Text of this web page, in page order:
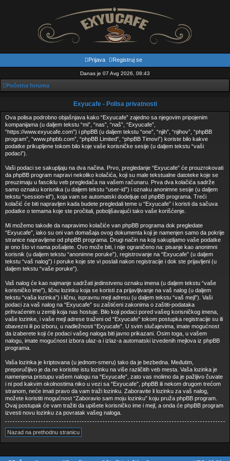
Prijava Registruj se
Danas je 07 Avg 2026, 08:43
Početna foruma
Exyucafe - Polisa privatnosti
Ova polisa podrobno objašnjava kako “Exyucafe” zajedno sa njegovim pripojenim
kompanijama (u daljem tekstu “mi”, “nas”, “naš”, “Exyucafe”,
“https://www.exyucafe.com”) i phpBB (u daljem tekstu “one”, “njih”, “njihov”, “phpBB
program”, “www.phpbb.com”, “phpBB Limited”, “phpBB Timovi”) koriste bilo kakve
podatke prikupljene tokom bilo koje vaše korisničke sesije (u daljem tekstu “vaši
podaci”).
Vaši podaci se sakupljaju na dva načina. Prvo, pregledanje “Exyucafe” će prouzrokovati
da phpBB program napravi nekoliko kolačića, koji su male tekstualne datoteke koje se
preuzimaju u fasciklu veb pregledača na vašem računaru. Prva dva kolačića sadrže
samo oznaku korisnika (u daljem tekstu “user-id”) i oznaku anonimne sesije (u daljem
tekstu “session-id”), koja vam se automatski dodeljuje od phpBB programa. Treći
kolačić će biti napravljen kada budete pregledali teme u “Exyucafe” i koristi da sačuva
podatke o temama koje ste pročitali, poboljšavajući tako vaše korišćenje.
Mi možemo takođe da napravimo kolačiće van phpBB programa dok pregledate
“Exyucafe”, iako su oni van domašaja ovog dokumenta koji je namenjen samo da pokrije
stranice napravljene od phpBB programa. Drugi način na koji sakupljamo vaše podatke
je ono što vi nama pošaljete. Ovo može biti, i nije ograničeno na: pisanje kao anonimni
korisnik (u daljem tekstu “anonimne poruke”), registrovanje na “Exyucafe” (u daljem
tekstu “vaš nalog”) i poruke koje ste vi poslali nakon registracije i dok ste prijavljeni (u
daljem tekstu “vaše poruke”).
Vaš nalog će kao najmanje sadržati jedinstvenu oznaku imena (u daljem tekstu “vaše
korisničko ime”), ličnu lozinku koja se koristi za prijavljivanje na vaš nalog (u daljem
tekstu “vaša lozinka”) i ličnu, ispravnu mejl adresu (u daljem tekstu “vaš mejl”). Vaši
podaci za vaš nalog na “Exyucafe” su zaštićeni zakonima o zaštiti-podataka
prihvaćenim u zemlji koja nas hostuje. Bilo koji podaci pored vašeg korisničkog imena,
vaše lozinke, i vaše mejl adrese traženi od “Exyucafe” tokom postupka registracije su ili
obavezni ili po izboru, u nadležnosti “Exyucafe”. U svim slučajevima, imate mogućnost
da izaberete koji će podaci vašeg naloga biti javno prikazani. Osim toga, u vašem
nalogu, imate mogućnost izbora ulaz-a i izlaz-a automatski izvedenih mejlova iz phpBB
programa.
Vaša lozinka je kriptovana (u jednom-smeru) tako da je bezbedna. Međutim,
preporučljivo je da ne koristite istu lozinku na više različitih veb mesta. Vaša lozinka je
namenjena pristupu vašem nalogu na “Exyucafe”, zato vas molimo da je pažljivo čuvate
i ni pod kakvim okolnostima niko u vezi sa “Exyucafe”, phpBB ili nekom drugom trećom
stranom, neće imati pravo da vam traži lozinku. Zaboravite li lozinku za vaš nalog,
možete koristiti mogućnost “Zaboravio sam moju lozinku” koju pruža phpBB program.
Ovaj postupak će vam tražiti da upišete korisničko ime i mejl, a onda će phpBB program
izvesti novu lozinku za povratak vašeg naloga.
Nazad na prethodnu stranicu